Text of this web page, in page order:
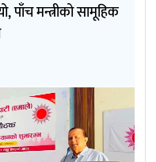
पाँच मन्त्रीको सामूहिक